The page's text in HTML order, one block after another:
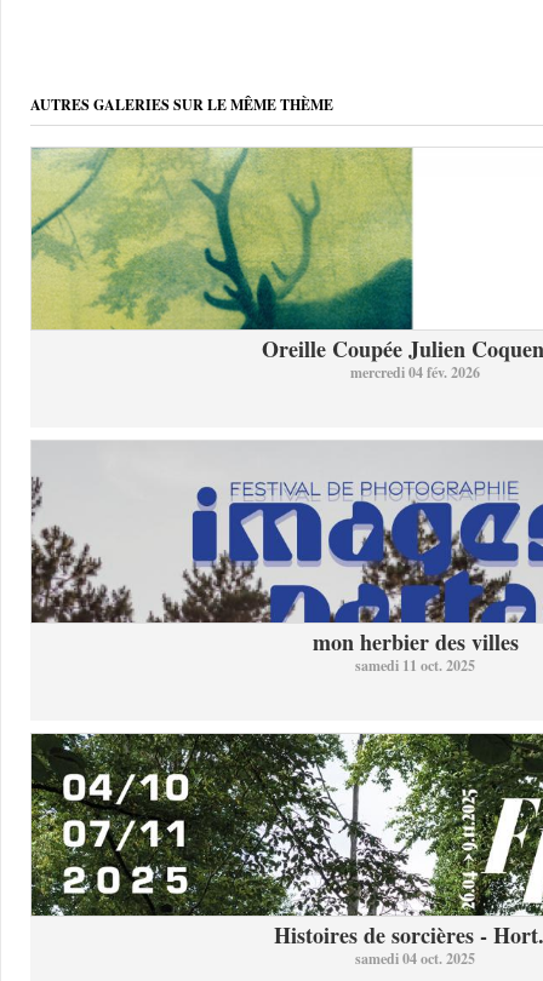
AUTRES GALERIES SUR LE MÊME THÈME
Oreille Coupée Julien
mercredi 04 fév. 2026
mon herbier des villes
samedi 11 oct. 2025
Histoires de sorcières -
samedi 04 oct. 2025